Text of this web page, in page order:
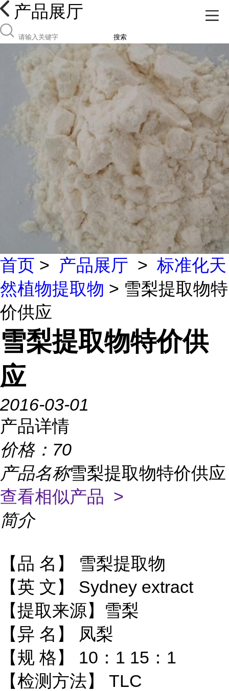
产品展厅
搜索
首页 > 产品展厅 > 标准化天
然植物提取物 > 雪梨提取物特
价供应
雪梨提取物特价供
应
2016-03-01
产品详情
价格： 70
产品名称雪梨提取物特价供应
查看相似产品 >
简介
【品 名】 雪梨提取物
【英 文】 Sydney extract
【提取来源】雪梨
【异 名】 凤梨
【规 格】 10：1 15：1
【检测方法】 TLC